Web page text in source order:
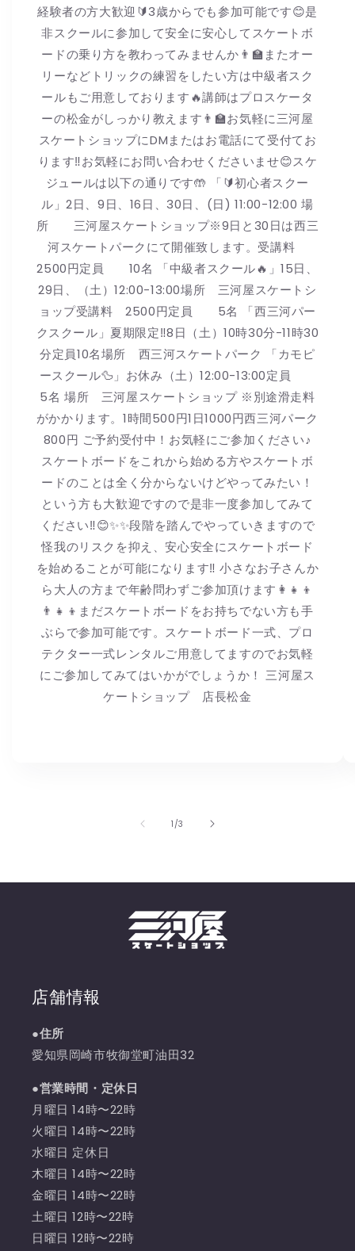
経験者の方大歓迎🔰3歳からでも参加可能です😊是
非スクールに参加して安全に安心してスケートボ
ードの乗り方を教わってみませんか👨🏫またオー
リーなどトリックの練習をしたい方は中級者スク
ールもご用意しております🔥講師はプロスケータ
ーの松金がしっかり教えます👨🏫お気軽に三河屋
スケートショップにDMまたはお電話にて受付てお
ります‼️お気軽にお問い合わせくださいませ😊スケ
ジュールは以下の通りです🤲 「🔰初心者スクー
ル」2日、9日、16日、30日、(日) 11:00-12:00 場
所 三河屋スケートショップ※9日と30日は西三
河スケートパークにて開催致します。受講料
2500円定員 10名 「中級者スクール🔥」15日、
29日、（土）12:00-13:00場所 三河屋スケートシ
ョップ受講料 2500円定員 5名 「西三河パー
クスクール」夏期限定‼️8日（土）10時30分-11時30
分定員10名場所 西三河スケートパーク 「カモピ
ースクール🦆」お休み（土）12:00-13:00定員
5名 場所 三河屋スケートショップ ※別途滑走料
がかかります。1時間500円1日1000円西三河パーク
800円 ご予約受付中！お気軽にご参加ください♪
スケートボードをこれから始める方やスケートボ
ードのことは全く分からないけどやってみたい！
という方も大歓迎ですので是非一度参加してみて
ください‼︎😊✨✨段階を踏んでやっていきますので
怪我のリスクを抑え、安心安全にスケートボード
を始めることが可能になります‼︎ 小さなお子さんか
ら大人の方まで年齢問わずご参加頂けます👩👧👦
👨👧👦まだスケートボードをお持ちでない方も手
ぶらで参加可能です。スケートボード一式、プロ
テクター一式レンタルご用意してますのでお気軽
にご参加してみてはいかがでしょうか！ 三河屋ス
ケートショップ 店長松金
1 /の
3
店舗情報
●住所
愛知県岡崎市牧御堂町油田32
●営業時間・定休日
月曜日 14時〜22時
火曜日 14時〜22時
水曜日 定休日
木曜日 14時〜22時
金曜日 14時〜22時
土曜日 12時〜22時
日曜日 12時〜22時